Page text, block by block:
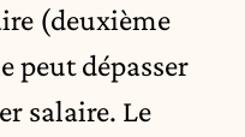
(deuxième
peut dépasser
salaire. Le